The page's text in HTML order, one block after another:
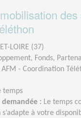
ET-LOIRE (37)
Fonds,
AFM - Coordination
temps
: Le temps
à votre